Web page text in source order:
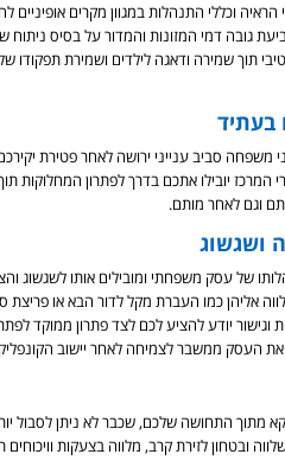
וכללי התנהלות במגוון מקרים אופיניים
גובה דמי המזונות והמדור על בסיס ניתוח של
תוך שמירה ודאגה לילדים ושמירת
בעתיד
משפחה סביב ענייני ירושה לאחר פטירת
המרכז יובילו אתכם בדרך לפתרון המחלוקות
וגם לאחר מותם.
ושגשוג
של עסק משפחתי ומובילים אותו לשגשוג
אליהן כמו העברת מקל לדור הבא או
יודע להציע לכם לצד פתרון ממוקד
את העסק ממשבר לצמיחה לאחר יישוב
מתוך התחושה שלכם, שכבר לא ניתן לסבול
ובטחון לזירת קרב, מלווה בצעקות וויכוחים